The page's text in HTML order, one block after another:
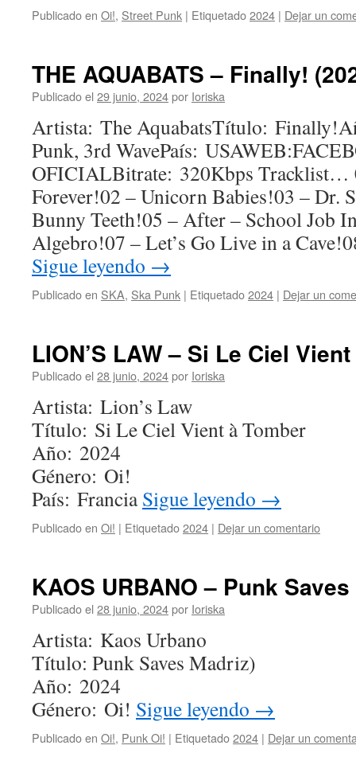
Publicado en Oi!, Street Punk | Etiquetado2024 | Dejar un
THE AQUABATS – Finally!
Publicado el 29 junio, 2024por Ioriska
Artista: The AquabatsTítulo:
Punk, 3rd WavePaís:
OFICIALBitrate: 320Kbps Tracklist…
Forever!02 – Unicorn Babies!03 – Dr.
Bunny Teeth!05 – After – School Job
Algebro!07 – Let’s Go Live in a
Sigue leyendo →
Publicado en SKA, Ska Punk | Etiquetado2024 | Dejar un
LION’S LAW – Si Le Ciel
Publicado el 28 junio, 2024por Ioriska
Artista: Lion’s Law
Título: Si Le Ciel Vient à Tomber
Año: 2024
Género: Oi!
País: FranciaSigue leyendo →
Publicado en Oi! | Etiquetado2024 | Dejar un comentario
KAOS URBANO – Punk
Publicado el 28 junio, 2024por Ioriska
Artista: Kaos Urbano
Título: Punk Saves Madriz)
Año: 2024
Género: Oi! Sigue leyendo →
Publicado en Oi!, Punk Oi! | Etiquetado2024 | Dejar un